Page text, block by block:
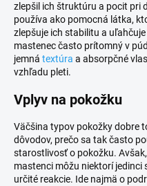
zlepšil ich štruktúru a pocit pri
používa ako pomocná látka,
zlepšuje ich stabilitu a
mastenec často prítomný v
jemná textúra a absorpčné
vzhľadu pleti.
Vplyv na pokožku
Väčšina typov pokožky dobre
dôvodov, prečo sa tak často
starostlivosť o pokožku.
mastenci môžu niektorí
určité reakcie. Ide najmä o